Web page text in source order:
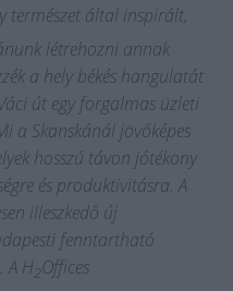
természet által inspirált,
létrehozni annak
a hely békés hangulatát
út egy forgalmas üzleti
a Skanskánál jövőképes
hosszú távon jótékony
és produktivitásra. A
illeszkedő új
fenntartható
A H2Offices